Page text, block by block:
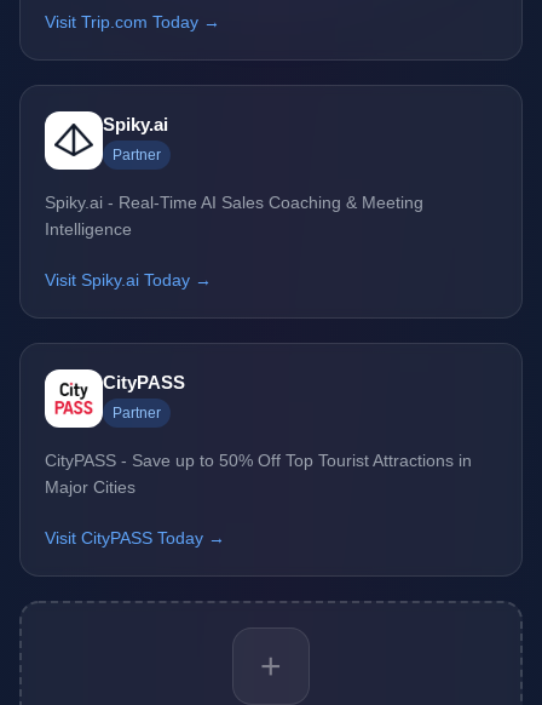
Visit Trip.com Today →
Spiky.ai
Partner
Spiky.ai - Real-Time AI Sales Coaching & Meeting
Intelligence
Visit Spiky.ai Today →
CityPASS
Partner
CityPASS - Save up to 50% Off Top Tourist Attractions in
Major Cities
Visit CityPASS Today →
+